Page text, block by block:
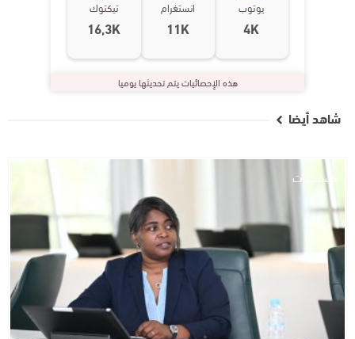
يوتوب
4K
انستغرام
11K
تيكتوك
16,3K
هذه الإحصائيات يتم تحديثها يوميا
شاهد أيضا
مستجدات